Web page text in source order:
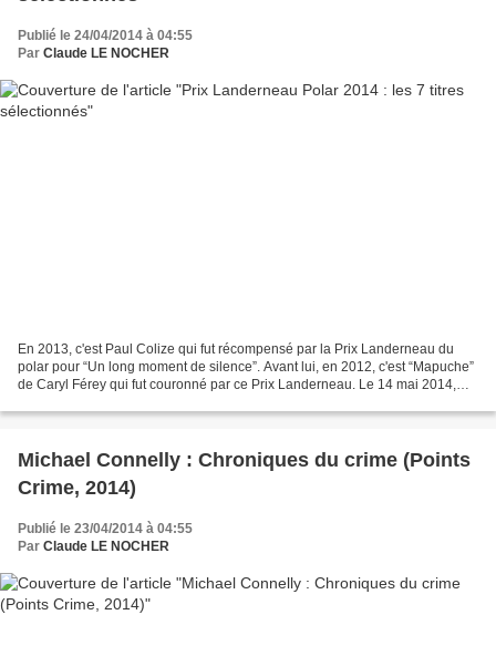
Publié le 24/04/2014 à 04:55
Par Claude LE NOCHER
En 2013, c'est Paul Colize qui fut récompensé par la Prix Landerneau du
polar pour “Un long moment de silence”. Avant lui, en 2012, c'est “Mapuche”
de Caryl Férey qui fut couronné par ce Prix Landerneau. Le 14 mai 2014,
Michael Connelly : Chroniques du crime (Points
Crime, 2014)
Publié le 23/04/2014 à 04:55
Par Claude LE NOCHER